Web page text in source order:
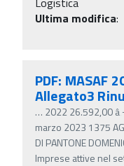
Ultima modifica:
PDF: MASAF
Allegato3
… 2022 26.592,00
marzo 2023 1375
DI PANTONE
Imprese attive nel